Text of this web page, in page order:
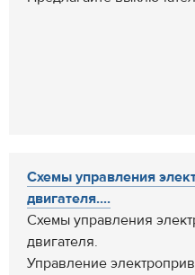
Схемы управления
двигателя....
Схемы управления
двигателя.
Управление